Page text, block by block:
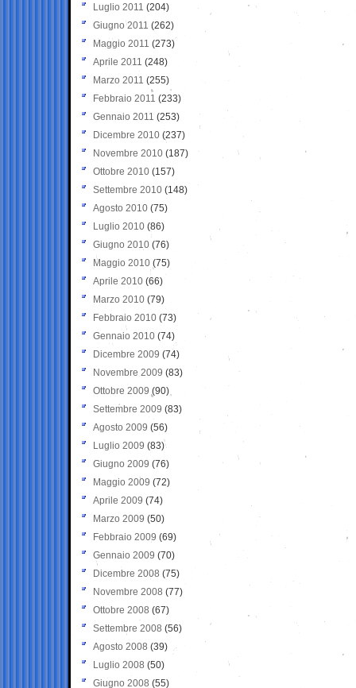
Luglio 2011 (204)
Giugno 2011 (262)
Maggio 2011 (273)
Aprile 2011 (248)
Marzo 2011 (255)
Febbraio 2011 (233)
Gennaio 2011 (253)
Dicembre 2010 (237)
Novembre 2010 (187)
Ottobre 2010 (157)
Settembre 2010 (148)
Agosto 2010 (75)
Luglio 2010 (86)
Giugno 2010 (76)
Maggio 2010 (75)
Aprile 2010 (66)
Marzo 2010 (79)
Febbraio 2010 (73)
Gennaio 2010 (74)
Dicembre 2009 (74)
Novembre 2009 (83)
Ottobre 2009 (90)
Settembre 2009 (83)
Agosto 2009 (56)
Luglio 2009 (83)
Giugno 2009 (76)
Maggio 2009 (72)
Aprile 2009 (74)
Marzo 2009 (50)
Febbraio 2009 (69)
Gennaio 2009 (70)
Dicembre 2008 (75)
Novembre 2008 (77)
Ottobre 2008 (67)
Settembre 2008 (56)
Agosto 2008 (39)
Luglio 2008 (50)
Giugno 2008 (55)